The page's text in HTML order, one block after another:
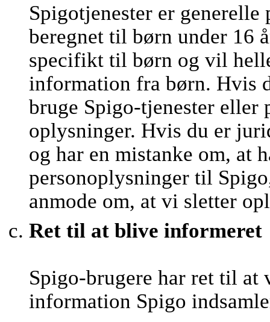
Spigotjenester er
beregnet til børn under 16
specifikt til børn og vil
information fra børn. Hvis
bruge Spigo-tjenester eller
oplysninger. Hvis du er
og har en mistanke om, at
personoplysninger til
anmode om, at vi sletter
Ret til at blive informeret
Spigo-brugere har ret til
information Spigo